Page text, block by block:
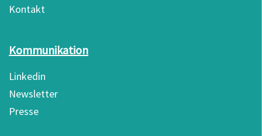
Kontakt
Kommunikation
Linkedin
Newsletter
Presse